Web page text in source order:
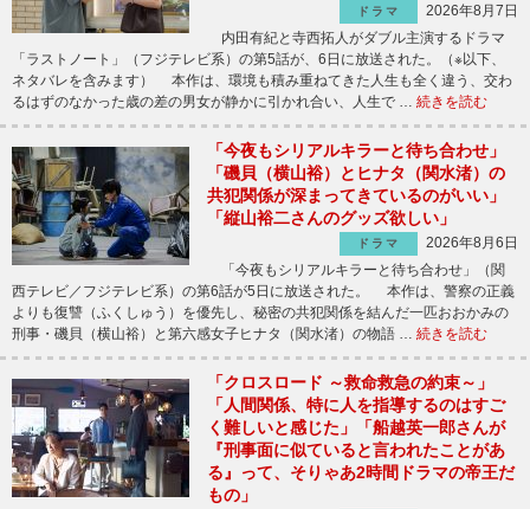
ドラマ
2026年8月7日
内田有紀と寺西拓人がダブル主演するドラマ
「ラストノート」（フジテレビ系）の第5話が、6日に放送された。（※以下、
ネタバレを含みます） 本作は、環境も積み重ねてきた人生も全く違う、交わ
るはずのなかった歳の差の男女が静かに引かれ合い、人生で … 続きを読む
「今夜もシリアルキラーと待ち合わせ」
「磯貝（横山裕）とヒナタ（関水渚）の
共犯関係が深まってきているのがいい」
「縦山裕二さんのグッズ欲しい」
ドラマ
2026年8月6日
「今夜もシリアルキラーと待ち合わせ」（関
西テレビ／フジテレビ系）の第6話が5日に放送された。 本作は、警察の正義
よりも復讐（ふくしゅう）を優先し、秘密の共犯関係を結んだ一匹おおかみの
刑事・磯貝（横山裕）と第六感女子ヒナタ（関水渚）の物語 … 続きを読む
「クロスロード ～救命救急の約束～」
「人間関係、特に人を指導するのはすご
く難しいと感じた」「船越英一郎さんが
『刑事面に似ていると言われたことがあ
る』って、そりゃあ2時間ドラマの帝王だ
もの」